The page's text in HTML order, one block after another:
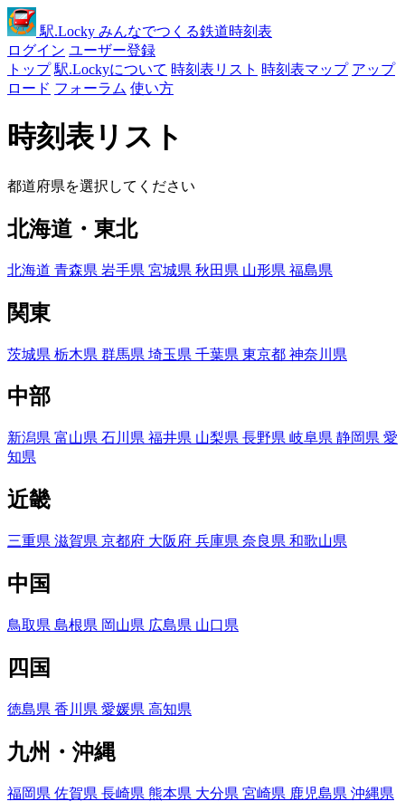
駅.Locky みんなでつくる鉄道時刻表
ログイン ユーザー登録
トップ 駅.Lockyについて 時刻表リスト 時刻表マップ アップ
ロード フォーラム 使い方
時刻表リスト
都道府県を選択してください
北海道・東北
北海道 青森県 岩手県 宮城県 秋田県 山形県 福島県
関東
茨城県 栃木県 群馬県 埼玉県 千葉県 東京都 神奈川県
中部
新潟県 富山県 石川県 福井県 山梨県 長野県 岐阜県 静岡県 愛
知県
近畿
三重県 滋賀県 京都府 大阪府 兵庫県 奈良県 和歌山県
中国
鳥取県 島根県 岡山県 広島県 山口県
四国
徳島県 香川県 愛媛県 高知県
九州・沖縄
福岡県 佐賀県 長崎県 熊本県 大分県 宮崎県 鹿児島県 沖縄県